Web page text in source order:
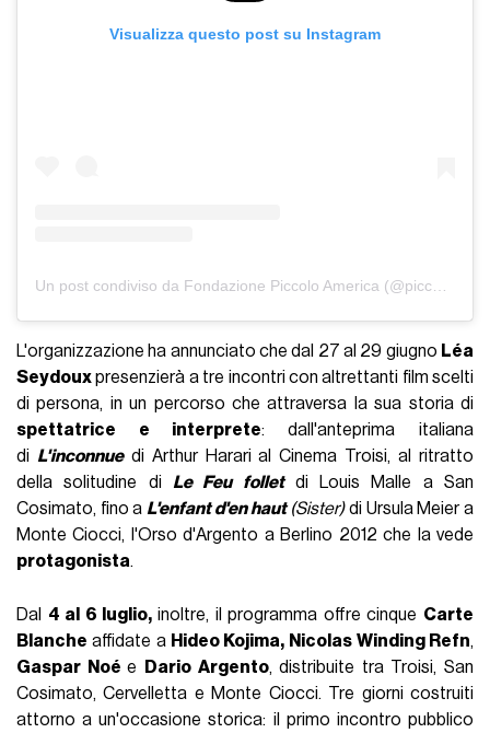
Visualizza questo post su Instagram
L'organizzazione ha annunciato che dal 27 al 29 giugno Léa
Seydouxpresenzierà a tre incontri con altrettanti film scelti
di persona, in un percorso che attraversa la sua storia di
spettatrice e interprete: dall'anteprima italiana
di L'inconnue di Arthur Harari al Cinema Troisi, al ritratto
della solitudine di Le Feu folletdi Louis Malle a San
Cosimato, fino a L'enfant d'en haut (Sister)di Ursula Meier a
Monte Ciocci, l'Orso d'Argento a Berlino 2012 che la vede
protagonista.
Dal 4 al 6 luglio, inoltre, il programma offre cinque Carte
Blanche affidate a Hideo Kojima, Nicolas Winding Refn,
Gaspar Noée Dario Argento, distribuite tra Troisi, San
Cosimato, Cervelletta e Monte Ciocci. Tre giorni costruiti
attorno a un'occasione storica: il primo incontro pubblico